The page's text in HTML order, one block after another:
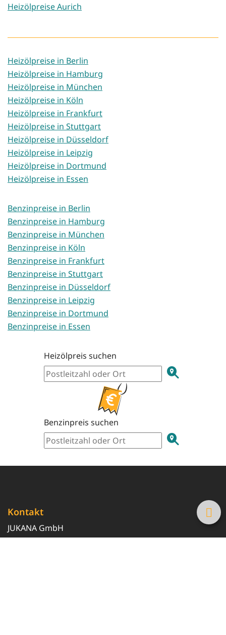
Heizölpreise Aurich
Heizölpreise in Berlin
Heizölpreise in Hamburg
Heizölpreise in München
Heizölpreise in Köln
Heizölpreise in Frankfurt
Heizölpreise in Stuttgart
Heizölpreise in Düsseldorf
Heizölpreise in Leipzig
Heizölpreise in Dortmund
Heizölpreise in Essen
Benzinpreise in Berlin
Benzinpreise in Hamburg
Benzinpreise in München
Benzinpreise in Köln
Benzinpreise in Frankfurt
Benzinpreise in Stuttgart
Benzinpreise in Düsseldorf
Benzinpreise in Leipzig
Benzinpreise in Dortmund
Benzinpreise in Essen
Heizölpreis suchen
Benzinpreis suchen
Kontakt
JUKANA GmbH